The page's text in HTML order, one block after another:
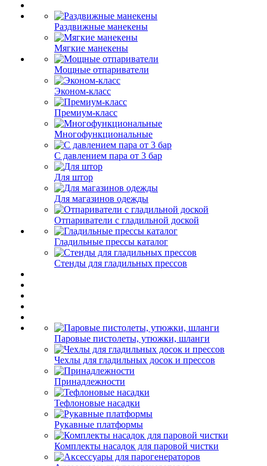
Раздвижные манекены
Мягкие манекены
Мощные отпариватели
Эконом-класс
Премиум-класс
Многофункциональные
С давлением пара от 3 бар
Для штор
Для магазинов одежды
Отпариватели с гладильной доской
Гладильные прессы каталог
Стенды для гладильных прессов
Паровые пистолеты, утюжки, шланги
Чехлы для гладильных досок и прессов
Принадлежности
Тефлоновые насадки
Рукавные платформы
Комплекты насадок для паровой чистки